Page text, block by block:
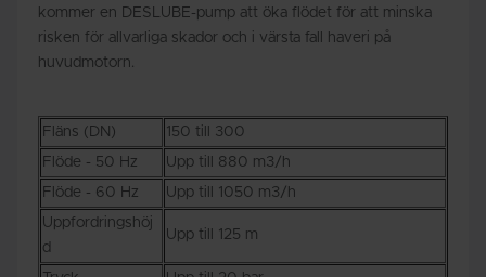
kommer en DESLUBE-pump att öka flödet för att minska
risken för allvarliga skador och i värsta fall haveri på
huvudmotorn.
Fläns (DN)
150 till 300
Flöde - 50 Hz
Upp till 880 m3/h
Flöde - 60 Hz
Upp till 1050 m3/h
Uppfordringshöj
d
Upp till 125 m